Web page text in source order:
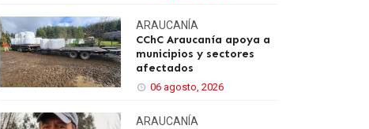
ARAUCANÍA
CChC Araucanía apoya a
municipios y sectores
afectados
06 agosto, 2026
ARAUCANÍA